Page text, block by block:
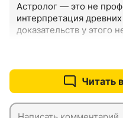
Астролог — это не
интерпретация
доказательств у этого
Читать